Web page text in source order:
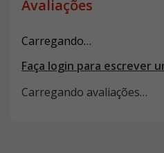
Avaliações
Carregando…
Faça login para escrever
Carregando avaliações…